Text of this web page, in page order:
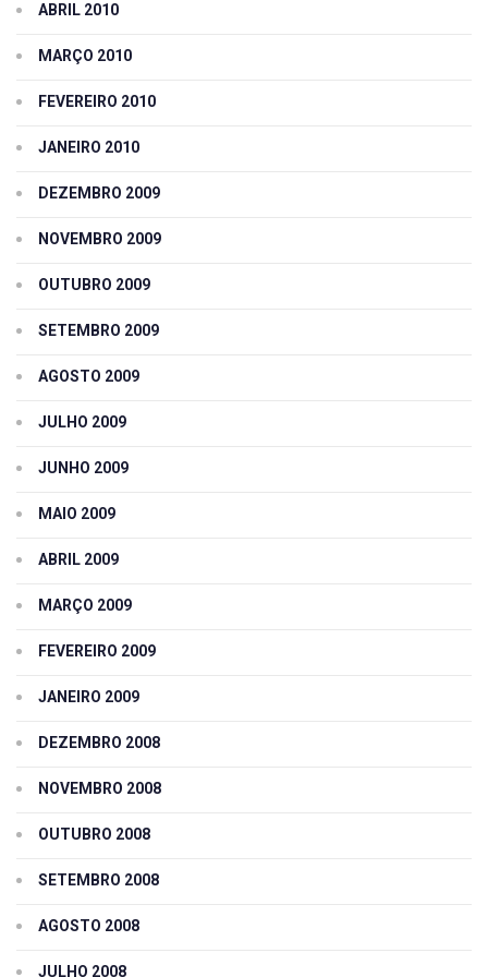
ABRIL 2010
MARÇO 2010
FEVEREIRO 2010
JANEIRO 2010
DEZEMBRO 2009
NOVEMBRO 2009
OUTUBRO 2009
SETEMBRO 2009
AGOSTO 2009
JULHO 2009
JUNHO 2009
MAIO 2009
ABRIL 2009
MARÇO 2009
FEVEREIRO 2009
JANEIRO 2009
DEZEMBRO 2008
NOVEMBRO 2008
OUTUBRO 2008
SETEMBRO 2008
AGOSTO 2008
JULHO 2008